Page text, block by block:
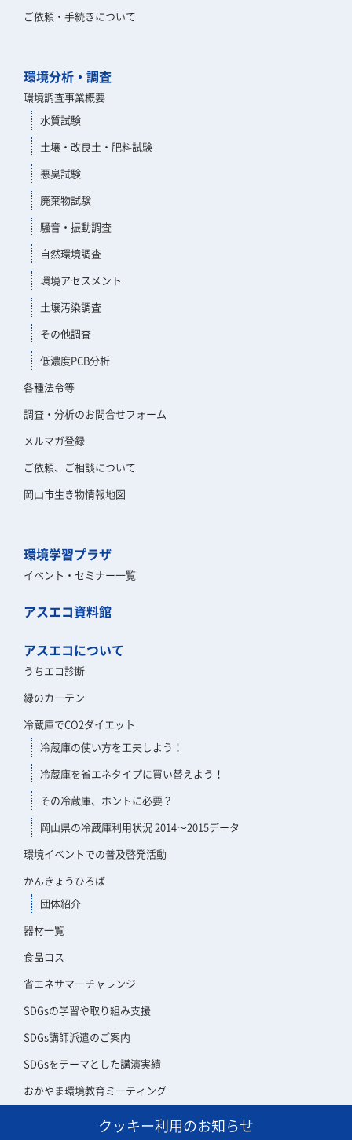
ご依頼・手続きについて
環境分析・調査
環境調査事業概要
水質試験
土壌・改良土・肥料試験
悪臭試験
廃棄物試験
騒音・振動調査
自然環境調査
環境アセスメント
土壌汚染調査
その他調査
低濃度PCB分析
各種法令等
調査・分析のお問合せフォーム
メルマガ登録
ご依頼、ご相談について
岡山市生き物情報地図
環境学習プラザ
イベント・セミナー一覧
アスエコ資料館
アスエコについて
うちエコ診断
緑のカーテン
冷蔵庫でCO2ダイエット
冷蔵庫の使い方を工夫しよう！
冷蔵庫を省エネタイプに買い替えよう！
その冷蔵庫、ホントに必要？
岡山県の冷蔵庫利用状況 2014～2015データ
環境イベントでの普及啓発活動
かんきょうひろば
団体紹介
器材一覧
食品ロス
省エネサマーチャレンジ
SDGsの学習や取り組み支援
SDGs講師派遣のご案内
SDGsをテーマとした講演実績
おかやま環境教育ミーティング
アスエコ会員についてクッキー利用のお知らせ